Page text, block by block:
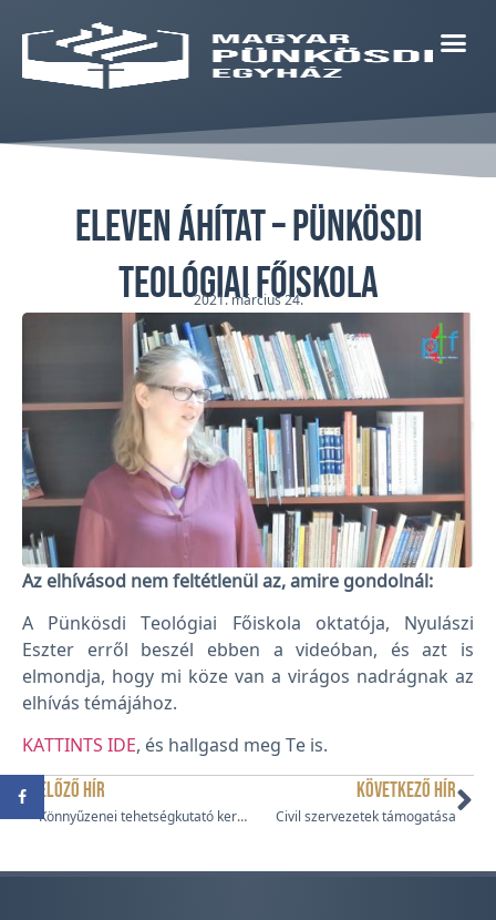
Eleven áhítat – Pünkösdi
Teológiai Főiskola
2021. március 24.
Az elhívásod nem feltétlenül az, amire gondolnál:
A Pünkösdi Teológiai Főiskola oktatója, Nyulászi
Eszter erről beszél ebben a videóban, és azt is
elmondja, hogy mi köze van a virágos nadrágnak az
elhívás témájához.
KATTINTS IDE, és hallgasd meg Te is.
ELŐZŐ HÍR
Könnyűzenei tehetségkutató keresztény fiatalok számára
KÖVETKEZŐ HÍR
Civil szervezetek támogatása